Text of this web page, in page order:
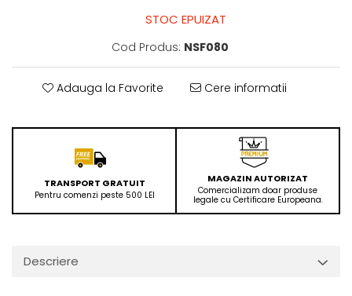
STOC EPUIZAT
Cod Produs: NSF080
Adauga la Favorite Cere informatii
TRANSPORT GRATUIT
Pentru comenzi peste 500 LEI
MAGAZIN AUTORIZAT
Comercializam doar produse
legale cu Certificare Europeana.
Descriere